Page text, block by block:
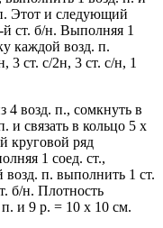
Этот и следующий
й ст. б/н. Выполняя 1
каждой возд. п.
3 ст. с/2н, 3 ст. с/н, 1
4 возд. п., сомкнуть в
и связать в кольцо 5 х
круговой ряд
1 соед. ст.,
возд. п. выполнить 1 ст.
б/н. Плотность
и 9 р. = 10 х 10 см.